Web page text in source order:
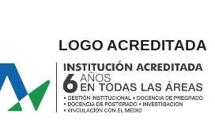
LOGO ACREDITADA